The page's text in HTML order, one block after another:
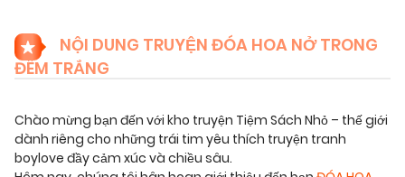
NỘI DUNG TRUYỆN ĐÓA HOA NỞ TRONG
ĐÊM TRẮNG
Chào mừng bạn đến với kho truyện Tiệm Sách Nhỏ – thế giới
dành riêng cho những trái tim yêu thích truyện tranh
boylove đầy cảm xúc và chiều sâu.